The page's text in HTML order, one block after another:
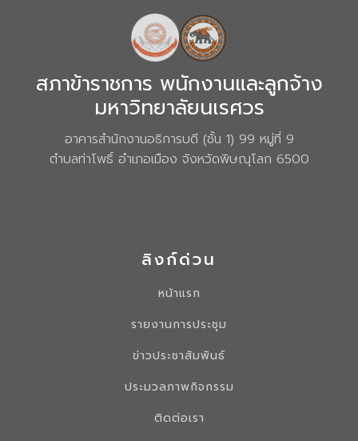
สภาข้าราชการ พนักงานและลูกจ้าง
มหาวิทยาลัยนเรศวร
อาคารสำนักงานอธิการบดี (ชั้น 1) 99 หมู่ที่ 9
ตำบลท่าโพธิ์ อำเภอเมือง จังหวัดพิษณุโลก 6500
ลิงก์ด่วน
หน้าแรก
รายงานการประชุม
ข่าวประชาสัมพันธ์
ประมวลภาพกิจกรรม
ติดต่อเรา